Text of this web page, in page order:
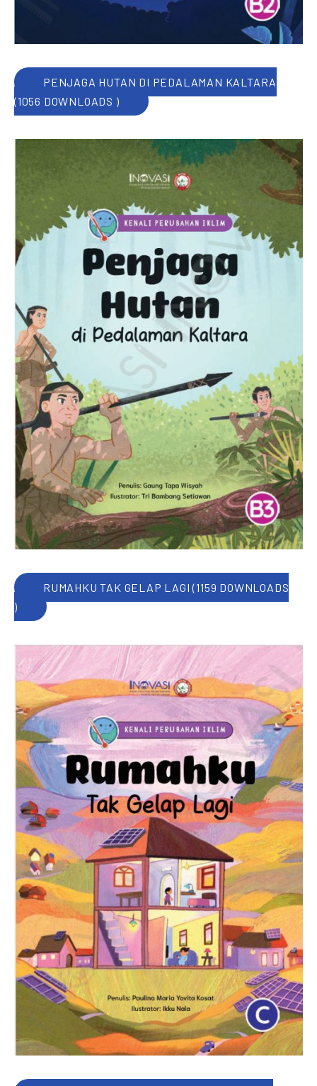
PENJAGA HUTAN DI PEDALAMAN KALTARA
(1056 DOWNLOADS )
RUMAHKU TAK GELAP LAGI (1159 DOWNLOADS
)